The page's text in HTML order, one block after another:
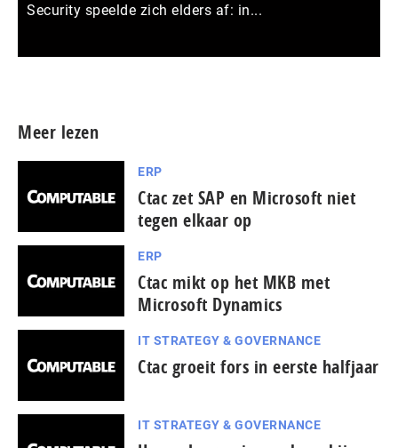
Security speelde zich elders af: in...
Meer lezen
ERP
Ctac zet SAP en Microsoft niet
tegen elkaar op
ERP
Ctac mikt op het MKB met
Microsoft Dynamics
IT STRATEGY & GOVERNANCE
Ctac groeit fors in eerste halfjaar
IT STRATEGY & GOVERNANCE